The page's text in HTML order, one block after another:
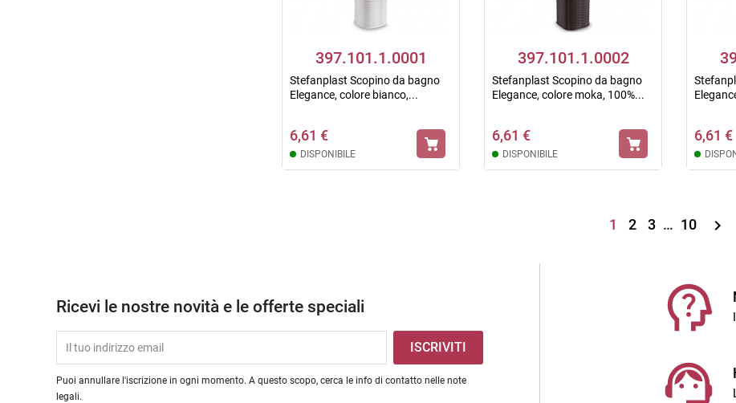
397.101.1.0001
Stefanplast Scopino da bagno
Elegance, colore bianco,...
6,61 €
DISPONIBILE
397.101.1.0002
Stefanplast Scopino da bagno
Elegance, colore moka, 100%...
6,61 €
DISPONIBILE
6,61 €
1 2 3 … 10 
Ricevi le nostre novità e le offerte speciali
Puoi annullare l'iscrizione in ogni momento. A questo scopo, cerca le info di contatto nelle note
legali.